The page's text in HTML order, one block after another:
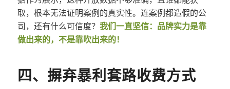
取，根本无法证明案例的真实性。连案例都造假的公
司，还有什么可信度？ 我们一直坚信：品牌实力是靠
做出来的，不是靠吹出来的！
四、摒弃暴利套路收费方式